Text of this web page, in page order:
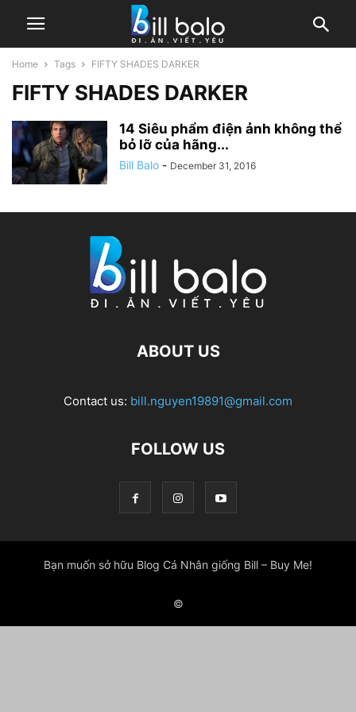
Home Tags FIFTY SHADES DARKER
FIFTY SHADES DARKER
14 Siêu phẩm điện ảnh không thể
bỏ lỡ của hãng...
Bill Balo - December 31, 2016
ABOUT US
Contact us: bill.nguyen19891@gmail.com
FOLLOW US
Bạn muốn sở hữu Blog Cá Nhân giống Bill – Buy Me!
©